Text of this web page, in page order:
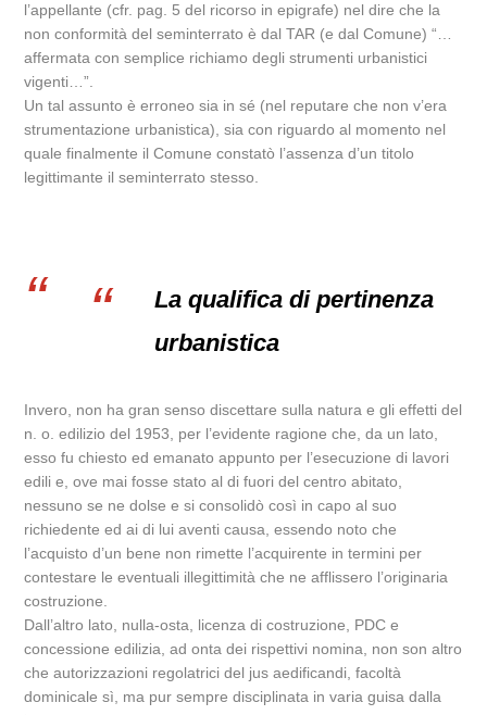
l’appellante (cfr. pag. 5 del ricorso in epigrafe) nel dire che la
non conformità del seminterrato è dal TAR (e dal Comune) “…
affermata con semplice richiamo degli strumenti urbanistici
vigenti…”.
Un tal assunto è erroneo sia in sé (nel reputare che non v’era
strumentazione urbanistica), sia con riguardo al momento nel
quale finalmente il Comune constatò l’assenza d’un titolo
legittimante il seminterrato stesso.
La qualifica di pertinenza
urbanistica
Invero, non ha gran senso discettare sulla natura e gli effetti del
n. o. edilizio del 1953, per l’evidente ragione che, da un lato,
esso fu chiesto ed emanato appunto per l’esecuzione di lavori
edili e, ove mai fosse stato al di fuori del centro abitato,
nessuno se ne dolse e si consolidò così in capo al suo
richiedente ed ai di lui aventi causa, essendo noto che
l’acquisto d’un bene non rimette l’acquirente in termini per
contestare le eventuali illegittimità che ne afflissero l’originaria
costruzione.
Dall’altro lato, nulla-osta, licenza di costruzione, PDC e
concessione edilizia, ad onta dei rispettivi nomina, non son altro
che autorizzazioni regolatrici del jus aedificandi, facoltà
dominicale sì, ma pur sempre disciplinata in varia guisa dalla